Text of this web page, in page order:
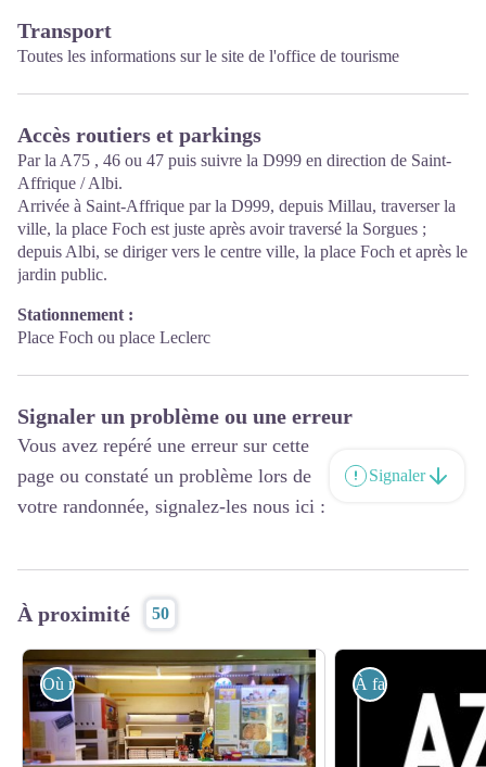
L’Office de Tourisme est ouvert à l’année :
• En juillet, août et jusqu'au 18 septembre : du lundi au
samedi : 9h30-12h30 & 13h30-17h00
Transport
Toutes les informations sur le site de l'office de tourisme
Accès routiers et parkings
Par la A75 , 46 ou 47 puis suivre la D999 en direction de Saint-
Affrique / Albi.
Arrivée à Saint-Affrique par la D999, depuis Millau, traverser la
ville, la place Foch est juste après avoir traversé la Sorgues ;
depuis Albi, se diriger vers le centre ville, la place Foch et après le
jardin public.
Stationnement :
Place Foch ou place Leclerc
Signaler un problème ou une erreur
Vous avez repéré une erreur sur cette
page ou constaté un problème lors de
votre randonnée, signalez-les nous ici :
Signaler
À proximité 50
Où manger ? À faire